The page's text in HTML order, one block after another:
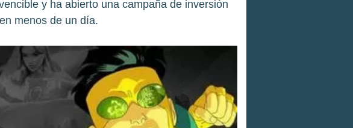
y ha abierto una campaña de inversión
menos de un día.